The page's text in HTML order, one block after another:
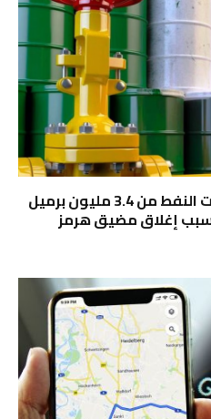
العراق .. تراجع كبير في صادرات النفط من 3.4 مليون برميل